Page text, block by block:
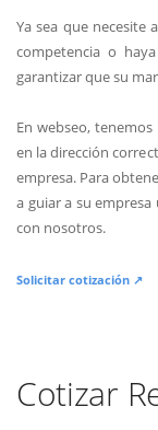
Ya sea que necesite
competencia o
garantizar que su
En webseo,
en la dirección
empresa. Para
a guiar a su
con nosotros.
Solicitar cotización ↗
Cotizar